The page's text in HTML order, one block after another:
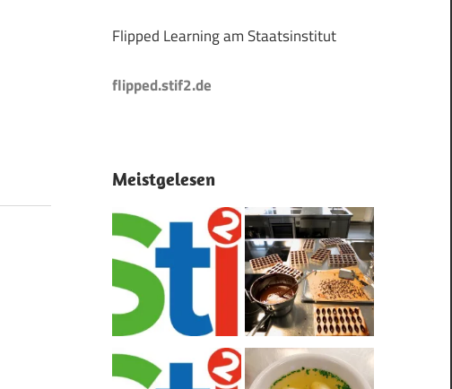
Flipped Learning am Staatsinstitut
flipped.stif2.de
Meistgelesen